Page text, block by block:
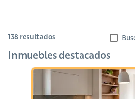
138 resultados
Inmuebles destacados